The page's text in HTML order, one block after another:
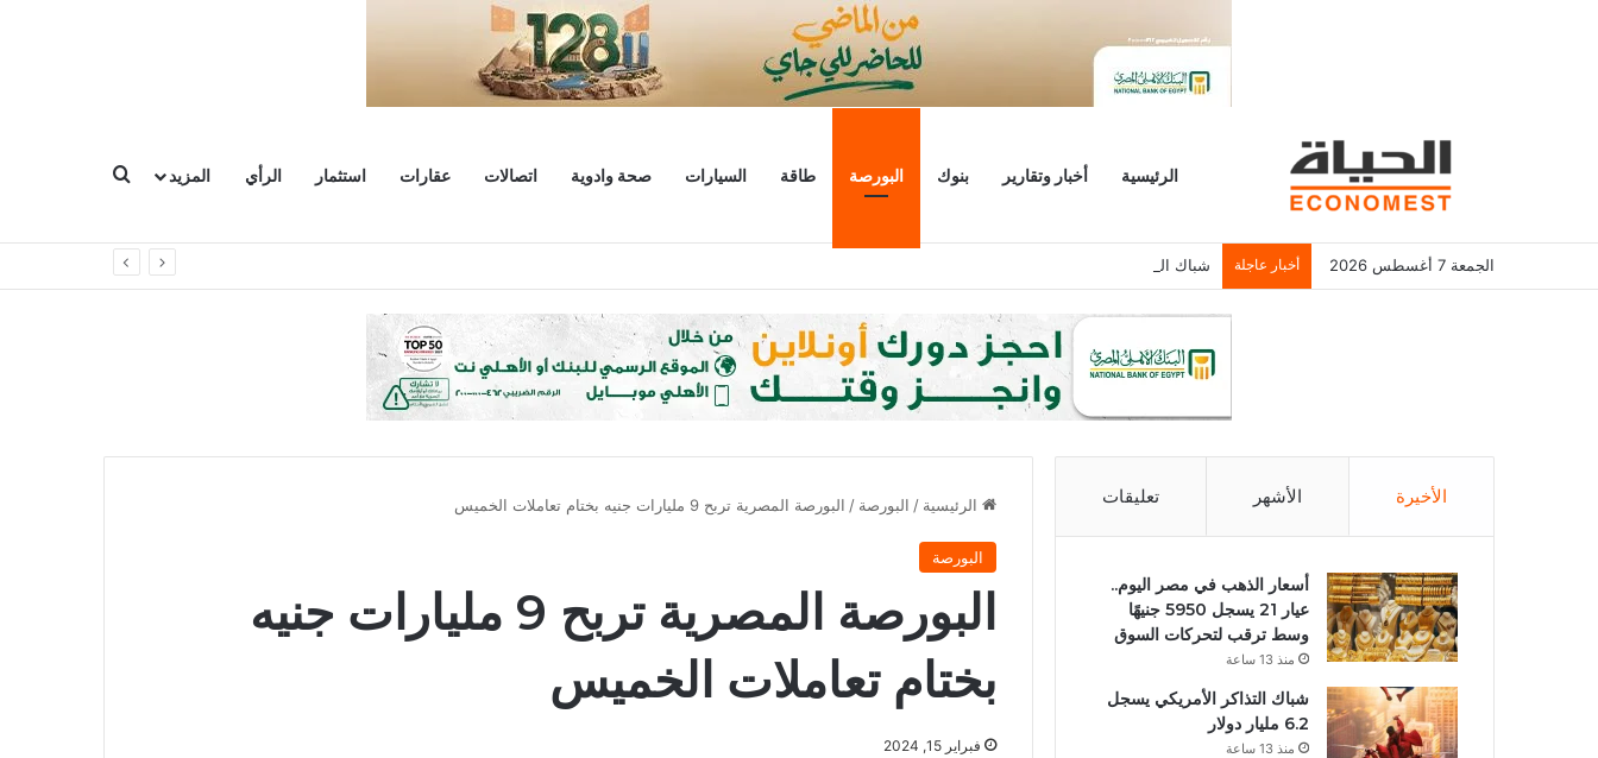
الرئيسية أخبار وتقارير بنوك البورصة طاقة السيارات صحة وادوية اتصالات عقارات استثمار الرأي المزيد
الجمعة 7 أغسطس 2026 أخبار عاجلة شباك التذاكر الأمريكي يسجل 6.2 مليار دولار
الرئيسية / البورصة / البورصة المصرية تربح 9 مليارات جنيه بختام تعاملات الخميس
البورصة
البورصة المصرية تربح 9 مليارات جنيه
بختام تعاملات الخميس
فبراير 15, 2024
الأخيرة الأشهر تعليقات
أسعار الذهب في مصر اليوم..
عيار 21 يسجل 5950 جنيهًا
وسط ترقب لتحركات السوق
منذ 13 ساعة
شباك التذاكر الأمريكي يسجل
6.2 مليار دولار
منذ 13 ساعة